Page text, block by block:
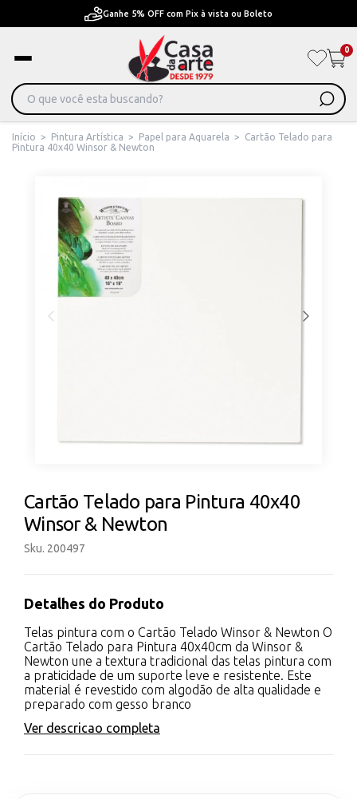
Ganhe 5% OFF com Pix à vista ou Boleto
0
Início > Pintura Artística > Papel para Aquarela >
Cartão Telado para
Pintura 40x40 Winsor & Newton
Cartão Telado para Pintura 40x40
Winsor & Newton
Sku. 200497
Detalhes do Produto
Telas pintura com o Cartão Telado Winsor & Newton O
Cartão Telado para Pintura 40x40cm da Winsor &
Newton une a textura tradicional das telas pintura com
a praticidade de um suporte leve e resistente. Este
material é revestido com algodão de alta qualidade e
preparado com gesso branco
Ver descricao completa